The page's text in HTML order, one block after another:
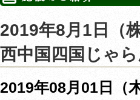
2019年8月1日（
西中国四国じゃ
2019年08月01日（木